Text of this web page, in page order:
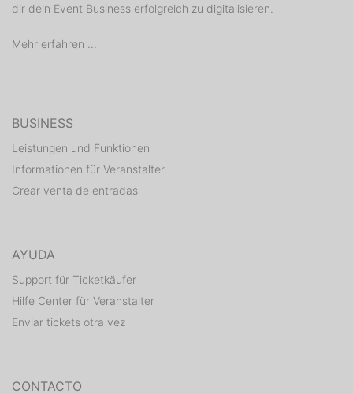
dir dein Event Business erfolgreich zu digitalisieren.
Mehr erfahren ...
BUSINESS
Leistungen und Funktionen
Informationen für Veranstalter
Crear venta de entradas
AYUDA
Support für Ticketkäufer
Hilfe Center für Veranstalter
Enviar tickets otra vez
CONTACTO